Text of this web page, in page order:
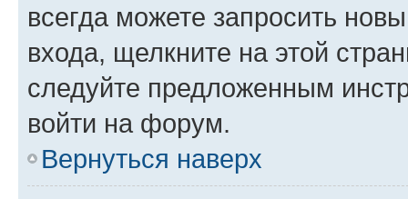
всегда можете запросить
входа, щелкните на этой
следуйте предложенным
войти на форум.
Вернуться наверх